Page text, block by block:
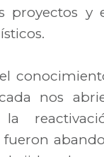
proyectos y
nos
la